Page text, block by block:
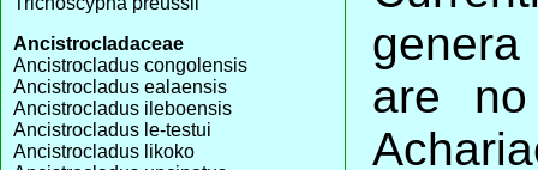
Ancistrocladaceae
Ancistrocladus congolensis
Ancistrocladus ealaensis
Ancistrocladus ileboensis
Ancistrocladus le-testui
Ancistrocladus likoko
are no